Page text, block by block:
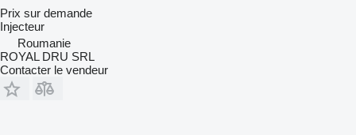
Prix sur demande
Injecteur
Roumanie
ROYAL DRU SRL
Contacter le vendeur